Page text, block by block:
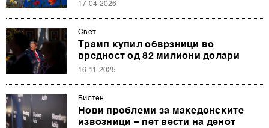
17.04.2026
Свет
Трамп купил обврзници во
вредност од 82 милиони долари
16.11.2025
Билтен
Нови проблеми за македонските
извозници – пет вести на денот